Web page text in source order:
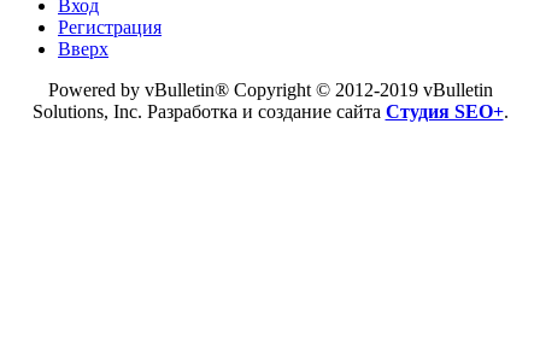
Вход
Регистрация
Вверх
Powered by vBulletin® Copyright © 2012-2019 vBulletin
Solutions, Inc. Разработка и создание сайта Студия SEO+.